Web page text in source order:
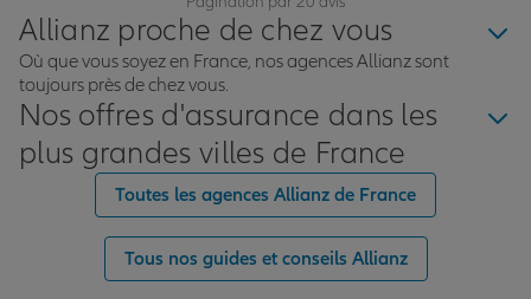
appréciable. Et même en dehors de ce cadre, la prise
en charge reste intéressante. Au final, c’est une
solution simple, flexible et rassurante. Une très bonne
mutuelle, sans mauvaise surprise Le prochain rdv sera
pour mon PER !
Allianz proche de chez vous
Où que vous soyez en France, nos agences Allianz sont
toujours près de chez vous.
Nos offres d'assurance dans les
plus grandes villes de France
Toutes les agences Allianz de France
Tous nos guides et conseils Allianz